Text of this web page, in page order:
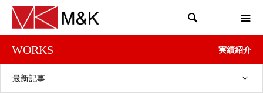

WORKS 実績紹介
最新記事